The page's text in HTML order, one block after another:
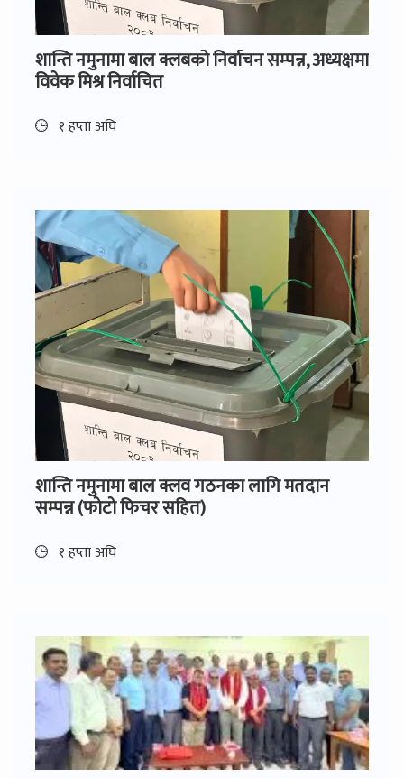
शान्ति नमुनामा बाल क्लबको निर्वाचन सम्पन्न, अध्यक्षमा
विवेक मिश्र निर्वाचित
१ हप्ता अघि
शान्ति नमुनामा बाल क्लव गठनका लागि मतदान
सम्पन्न (फाेटाे फिचर सहित)
१ हप्ता अघि